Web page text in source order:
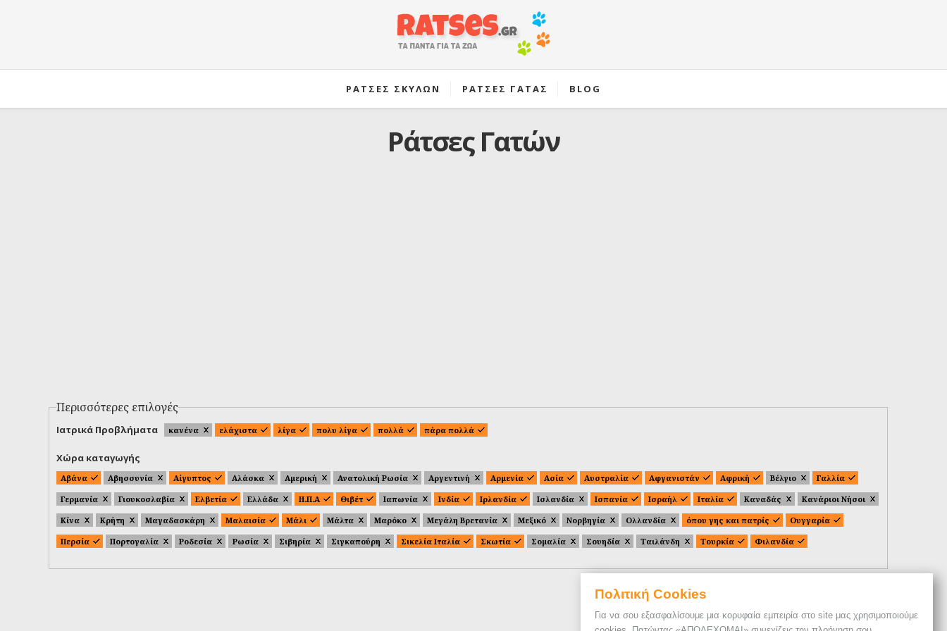
Πολιτική Cookies
Για να σου εξασφαλίσουμε μια κορυφαία εμπειρία στο site μας χρησιμοποιούμε
ΡΑΤΣΕΣ ΣΚΥΛΩΝ ΡΑΤΣΕΣ ΓΑΤΑΣ BLOG
Ράτσες Γατών
Περισσότερες επιλογές
Ιατρικά Προβλήματα κανένα ελάχιστα λίγα πολυ λίγα πολλά πάρα πολλά
Χώρα καταγωγής
Αβάνα Αβησσυνία Αίγυπτος Αλάσκα Αμερική Ανατολική Ρωσία Αργεντινή Αρμενία Ασία Αυστραλία Αφγανιστάν Αφρική Βέλγιο
Γαλλία
Γερμανία
Γιουκοσλαβία Ελβετία Ελλάδα Η.Π.Α Θιβέτ Ιαπωνία Ινδία Ιρλανδία Ισλανδία Ισπανία Ισραήλ Ιταλία Καναδάς
Κανάριοι Νήσοι
Κίνα
Κρήτη Μαγαδασκάρη Μαλαισία Μάλι Μάλτα Μαρόκο Μεγάλη Βρετανία Μεξικό Νορβηγία Ολλανδία όπου γης και πατρίς
Ουγγαρία
Περσία
Πορτογαλία Ροδεσία Ρωσία Σιβηρία Σιγκαπούρη Σικελία Ιταλία Σκωτία Σομαλία Σουηδία Ταιλάνδη Τουρκία Φιλανδία